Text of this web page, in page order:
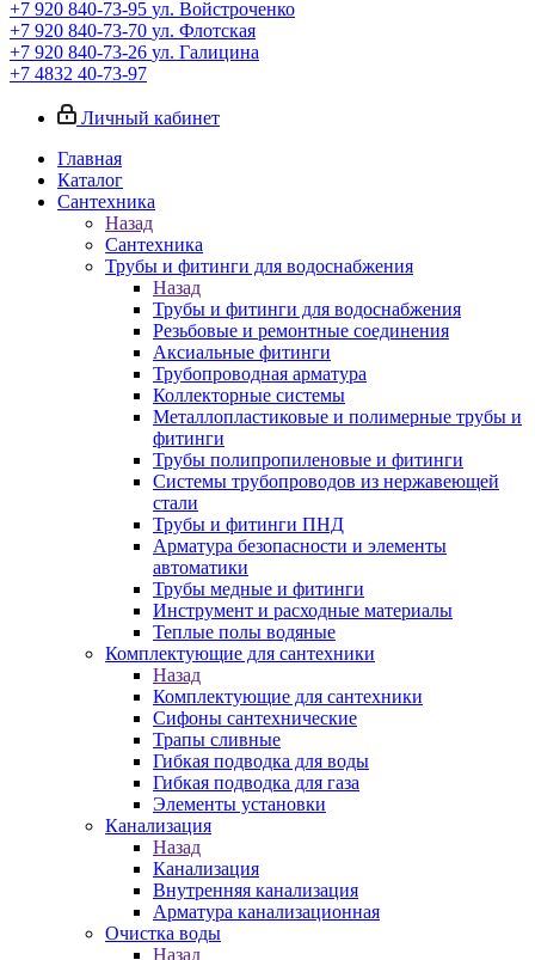
+7 920 840-73-95 ул. Войстроченко
+7 920 840-73-70 ул. Флотская
+7 920 840-73-26 ул. Галицина
+7 4832 40-73-97
Личный кабинет
Главная
Каталог
Сантехника
Назад
Сантехника
Трубы и фитинги для водоснабжения
Назад
Трубы и фитинги для водоснабжения
Резьбовые и ремонтные соединения
Аксиальные фитинги
Трубопроводная арматура
Коллекторные системы
Металлопластиковые и полимерные трубы и
фитинги
Трубы полипропиленовые и фитинги
Системы трубопроводов из нержавеющей
стали
Трубы и фитинги ПНД
Арматура безопасности и элементы
автоматики
Трубы медные и фитинги
Инструмент и расходные материалы
Теплые полы водяные
Комплектующие для сантехники
Назад
Комплектующие для сантехники
Сифоны сантехнические
Трапы сливные
Гибкая подводка для воды
Гибкая подводка для газа
Элементы установки
Канализация
Назад
Канализация
Внутренняя канализация
Арматура канализационная
Очистка воды
Назад